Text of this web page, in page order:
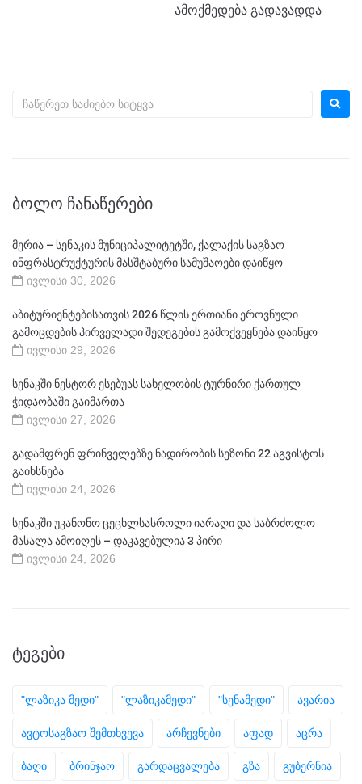
ამოქმედება გადავადდა
ᲑᲝᲚᲝ ᲩᲐᲜᲐᲬᲔᲠᲔᲑᲘ
მერია – სენაკის მუნიციპალიტეტში, ქალაქის საგზაო
ინფრასტრუქტურის მასშტაბური სამუშაოები დაიწყო
ივლისი 30, 2026
აბიტურიენტებისათვის 2026 წლის ერთიანი ეროვნული
გამოცდების პირველადი შედეგების გამოქვეყნება დაიწყო
ივლისი 29, 2026
სენაკში ნესტორ ესებუას სახელობის ტურნირი ქართულ
ჭიდაობაში გაიმართა
ივლისი 27, 2026
გადამფრენ ფრინველებზე ნადირობის სეზონი 22 აგვისტოს
გაიხსნება
ივლისი 24, 2026
სენაკში უკანონო ცეცხლსასროლი იარაღი და საბრძოლო
მასალა ამოიღეს – დაკავებულია 3 პირი
ივლისი 24, 2026
ᲢᲔᲒᲔᲑᲘ
"ლაზიკა მედი" "ლაზიკამედი" "სენამედი" ავარია
ავტოსაგზაო შემთხვევა არჩევნები აფად აცრა
ბაღი ბრინჯაო გარდაცვალება გზა გუბერნია